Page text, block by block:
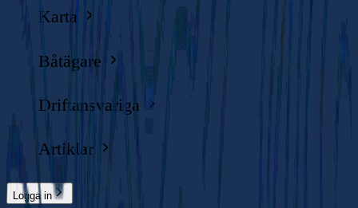
Karta
Båtägare
Driftansvariga
Artiklar
Logga in